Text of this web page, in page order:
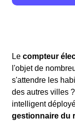
Le compteur
l'objet de
s'attendre les
des autres villes
intelligent
gestionnaire du